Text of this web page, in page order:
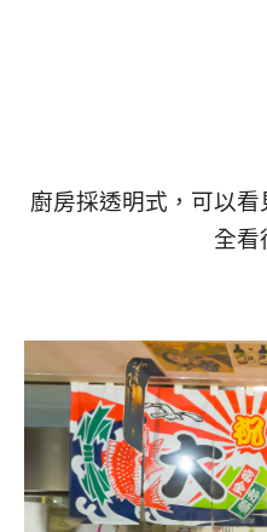
廚房採透明式，可以
全看